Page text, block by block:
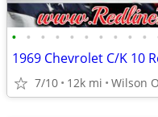
• • • • • • • • • •
1969 Chevrolet C/K 10
7/10 12k mi Wilson